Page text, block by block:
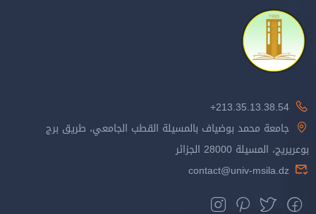
213.35.13.38.54+
جامعة محمد بوضياف بالمسيلة القطب الجامعي، طريق برج
بوعريريج، المسيلة 28000 الجزائر
contact@univ-msila.dz